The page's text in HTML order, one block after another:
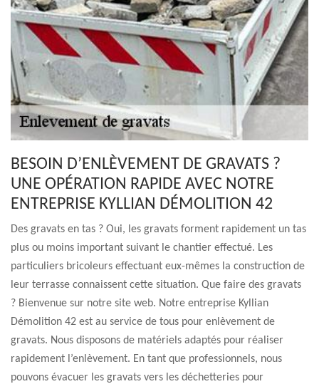
BESOIN D’ENLÈVEMENT DE GRAVATS ?
UNE OPÉRATION RAPIDE AVEC NOTRE
ENTREPRISE KYLLIAN DÉMOLITION 42
Des gravats en tas ? Oui, les gravats forment rapidement un tas
plus ou moins important suivant le chantier effectué. Les
particuliers bricoleurs effectuant eux-mêmes la construction de
leur terrasse connaissent cette situation. Que faire des gravats
? Bienvenue sur notre site web. Notre entreprise Kyllian
Démolition 42 est au service de tous pour enlèvement de
gravats. Nous disposons de matériels adaptés pour réaliser
rapidement l’enlèvement. En tant que professionnels, nous
pouvons évacuer les gravats vers les déchetteries pour